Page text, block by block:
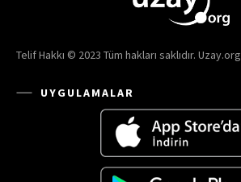
Telif Hakkı © 2023 Tüm hakları saklıdır. Uzay.org
UYGULAMALAR